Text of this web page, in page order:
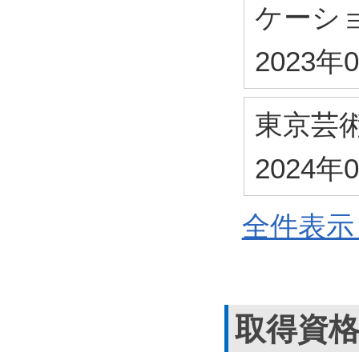
ケーシ
2023年
東京芸
2024年
全件表
取得資格